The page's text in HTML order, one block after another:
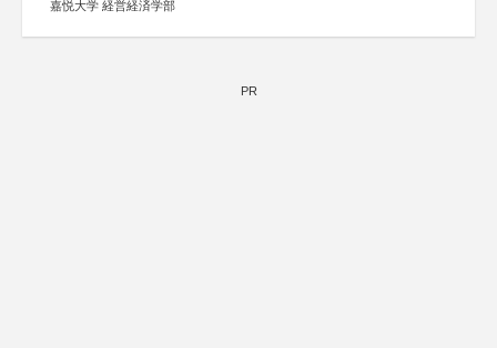
嘉悦大学 経営経済学部
PR